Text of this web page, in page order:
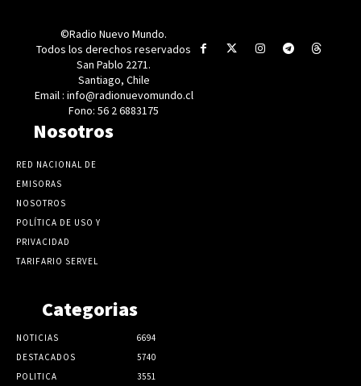
©Radio Nuevo Mundo.
Todos los derechos reservados
San Pablo 2271.
Santiago, Chile
Email : info@radionuevomundo.cl
Fono: 56 2 6883175
Nosotros
RED NACIONAL DE
EMISORAS
NOSOTROS
POLÍTICA DE USO Y
PRIVACIDAD
TARIFARIO SERVEL
Categorias
NOTICIAS
6694
DESTACADOS
5740
POLITICA
3551